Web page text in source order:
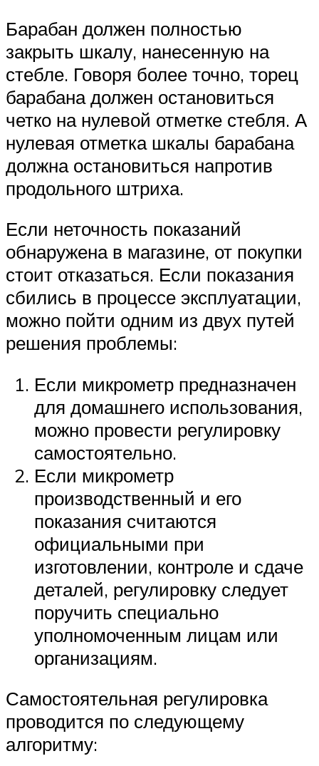
Барабан должен полностью
закрыть шкалу, нанесенную на
стебле. Говоря более точно, торец
барабана должен остановиться
четко на нулевой отметке стебля. А
нулевая отметка шкалы барабана
должна остановиться напротив
продольного штриха.
Если неточность показаний
обнаружена в магазине, от покупки
стоит отказаться. Если показания
сбились в процессе эксплуатации,
можно пойти одним из двух путей
решения проблемы:
Если микрометр предназначен
для домашнего использования,
можно провести регулировку
самостоятельно.
Если микрометр
производственный и его
показания считаются
официальными при
изготовлении, контроле и сдаче
деталей, регулировку следует
поручить специально
уполномоченным лицам или
организациям.
Самостоятельная регулировка
проводится по следующему
алгоритму: